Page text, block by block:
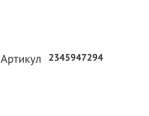
Артикул 2345947294